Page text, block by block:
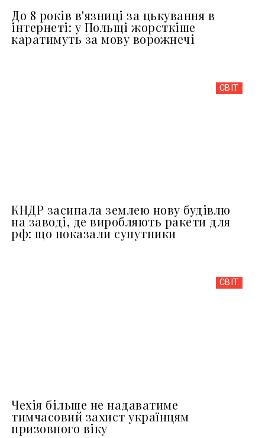
До 8 років в'язниці за цькування в
інтернеті: у Польщі жорсткіше
каратимуть за мову ворожнечі
СВІТ
КНДР засипала землею нову будівлю
на заводі, де виробляють ракети для
рф: що показали супутники
СВІТ
Чехія більше не надаватиме
тимчасовий захист українцям
призовного віку